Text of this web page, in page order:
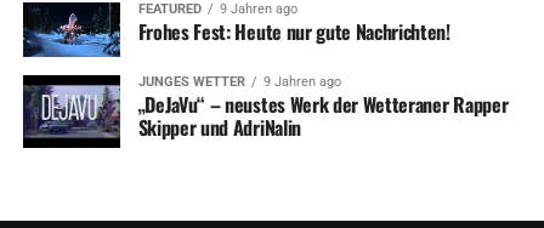
FEATURED 9 Jahren ago
Frohes Fest: Heute nur gute Nachrichten!
JUNGES WETTER 9 Jahren ago
„DeJaVu“ – neustes Werk der Wetteraner Rapper
Skipper und AdriNalin